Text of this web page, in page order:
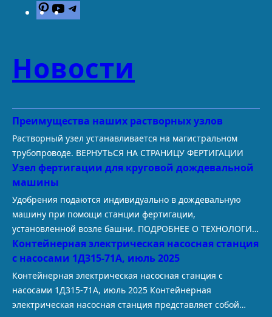
P
i
e
r
s
t
Y
o
u
b
e
g
r
m
Новости
Преимущества наших растворных узлов
Растворный узел устанавливается на магистральном
трубопроводе. ВЕРНУТЬСЯ НА СТРАНИЦУ ФЕРТИГАЦИИ
Узел фертигации для круговой дождевальной
машины
Удобрения подаются индивидуально в дождевальную
машину при помощи станции фертигации,
установленной возле башни. ПОДРОБНЕЕ О ТЕХНОЛОГИИ
ФЕРТИГАЦИИ В условиях растущей конкуренции и
требований к рентабельности сельскохозяйственные
производители все чаще обращаются к технологиям,
которые позволяют получать максимальную отдачу с
каждого гектара. Одной из таких высокоэффективных
Контейнерная электрическая насосная станция
с насосами 1Д315-71А, июль 2025
Контейнерная электрическая насосная станция с
насосами 1Д315-71А, июль 2025 Контейнерная
электрическая насосная станция представляет собой